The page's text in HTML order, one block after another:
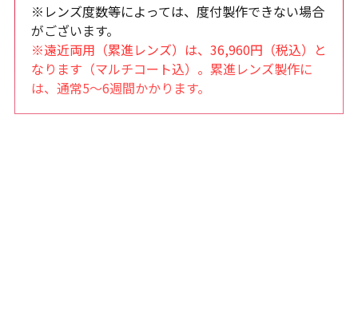
※レンズ度数等によっては、度付製作できない場合
がございます。
※遠近両用（累進レンズ）は、36,960円（税込）と
なります（マルチコート込）。累進レンズ製作に
は、通常5～6週間かかります。